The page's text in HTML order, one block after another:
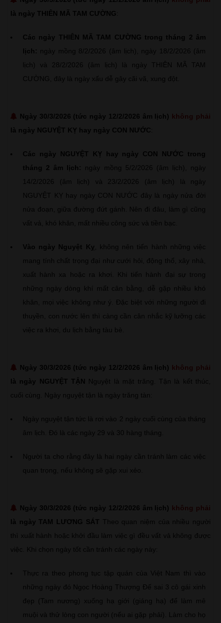
là ngày THIÊN MÃ TAM CƯỜNG
Các ngày THIÊN MÃ TAM CƯỜNG trong tháng 2 âm
lịch: ngày mồng 8/2/2026 (âm lịch), ngày 18/2/2026 (âm
lịch) và 28/2/2026 (âm lịch) là ngày THIÊN MÃ TAM
CƯỜNG, đây là ngày xấu dễ gây cãi vã, xung đột.
Ngày 30/3/2026 (tức ngày 12/2/2026 âm lịch) không phải
là ngày NGUYỆT KỴ hay ngày CON NƯỚC
Các ngày NGUYỆT KỴ hay ngày CON NƯỚC trong
tháng 2 âm lịch:
ngày mồng 5/2/2026 (âm lịch), ngày
14/2/2026 (âm lịch) và 23/2/2026 (âm lịch) là ngày
NGUYỆT KỴ hay ngày CON NƯỚC đây là ngày nửa đời
nửa đoạn, giữa đường đứt gánh. Nên đi đâu, làm gì cũng
vất vả, khó khăn, mất nhiều công sức và tiền bạc.
Vào ngày Nguyệt Kỵ , không nên tiến hành những việc
mang tính chất trọng đại như cưới hỏi, động thổ, xây nhà,
xuất hành xa hoặc ra khơi. Khi tiến hành đại sự trong
những ngày dòng khí mất cân bằng, dễ gặp nhiều khó
khăn, mọi việc không như ý. Đặc biệt với những người đi
thuyền, con nước lên thì càng cần cân nhắc kỹ lưỡng các
việc ra khơi, du lịch bằng tàu bè.
Ngày 30/3/2026 (tức ngày 12/2/2026 âm lịch) không phải
là ngày NGUYỆT TẬN Nguyệt là mặt trăng. Tận là kết thúc,
cuối cùng. Ngày nguyệt tận là ngày trăng tàn:
Ngày nguyệt tận tức là rơi vào 2 ngày cuối cùng của tháng
âm lịch. Đó là các ngày 29 và 30 hàng tháng.
Người ta cho rằng đây là hai ngày cần tránh làm các việc
quan trọng, nếu không sẽ gặp xui xẻo.
Ngày 30/3/2026 (tức ngày 12/2/2026 âm lịch) không phải
là ngày TAM LƯƠNG SÁT Theo quan niệm của nhiều người
thì xuất hành hoặc khởi đầu làm việc gì đều vất vả không được
việc. Khi chọn ngày tốt cần tránh các ngày này:
Thực ra theo phong tục tập quán của Việt Nam thì vào
những ngày đó Ngọc Hoàng Thượng Đế sai 3 cô gái xinh
đẹp (Tam nương) xuống hạ giới (giáng hạ) để làm mê
muội và thử lòng con người (nếu ai gặp phải). Làm cho họ